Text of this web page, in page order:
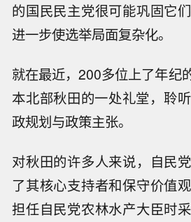
的国民民主党很可能巩固它
进一步使选举局面复杂化。
就在最近，200多位上了年纪
本北部秋田的一处礼堂，聆
政规划与政策主张。
对秋田的许多人来说，自民
了其核心支持者和保守价值
担任自民党农林水产大臣时